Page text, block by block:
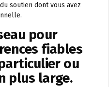
soutien dont vous avez
pour
fiables
ou
plus large.